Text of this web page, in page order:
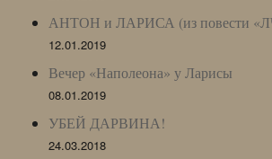
АНТОН и ЛАРИСА (из повести
12.01.2019
Вечер «Наполеона» у Ларисы
08.01.2019
УБЕЙ ДАРВИНА!
24.03.2018